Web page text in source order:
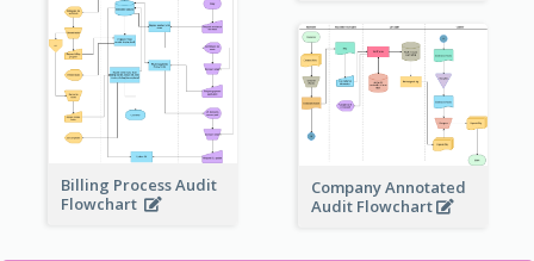
Billing Process Audit
Flowchart
Company Annotated
Audit Flowchart